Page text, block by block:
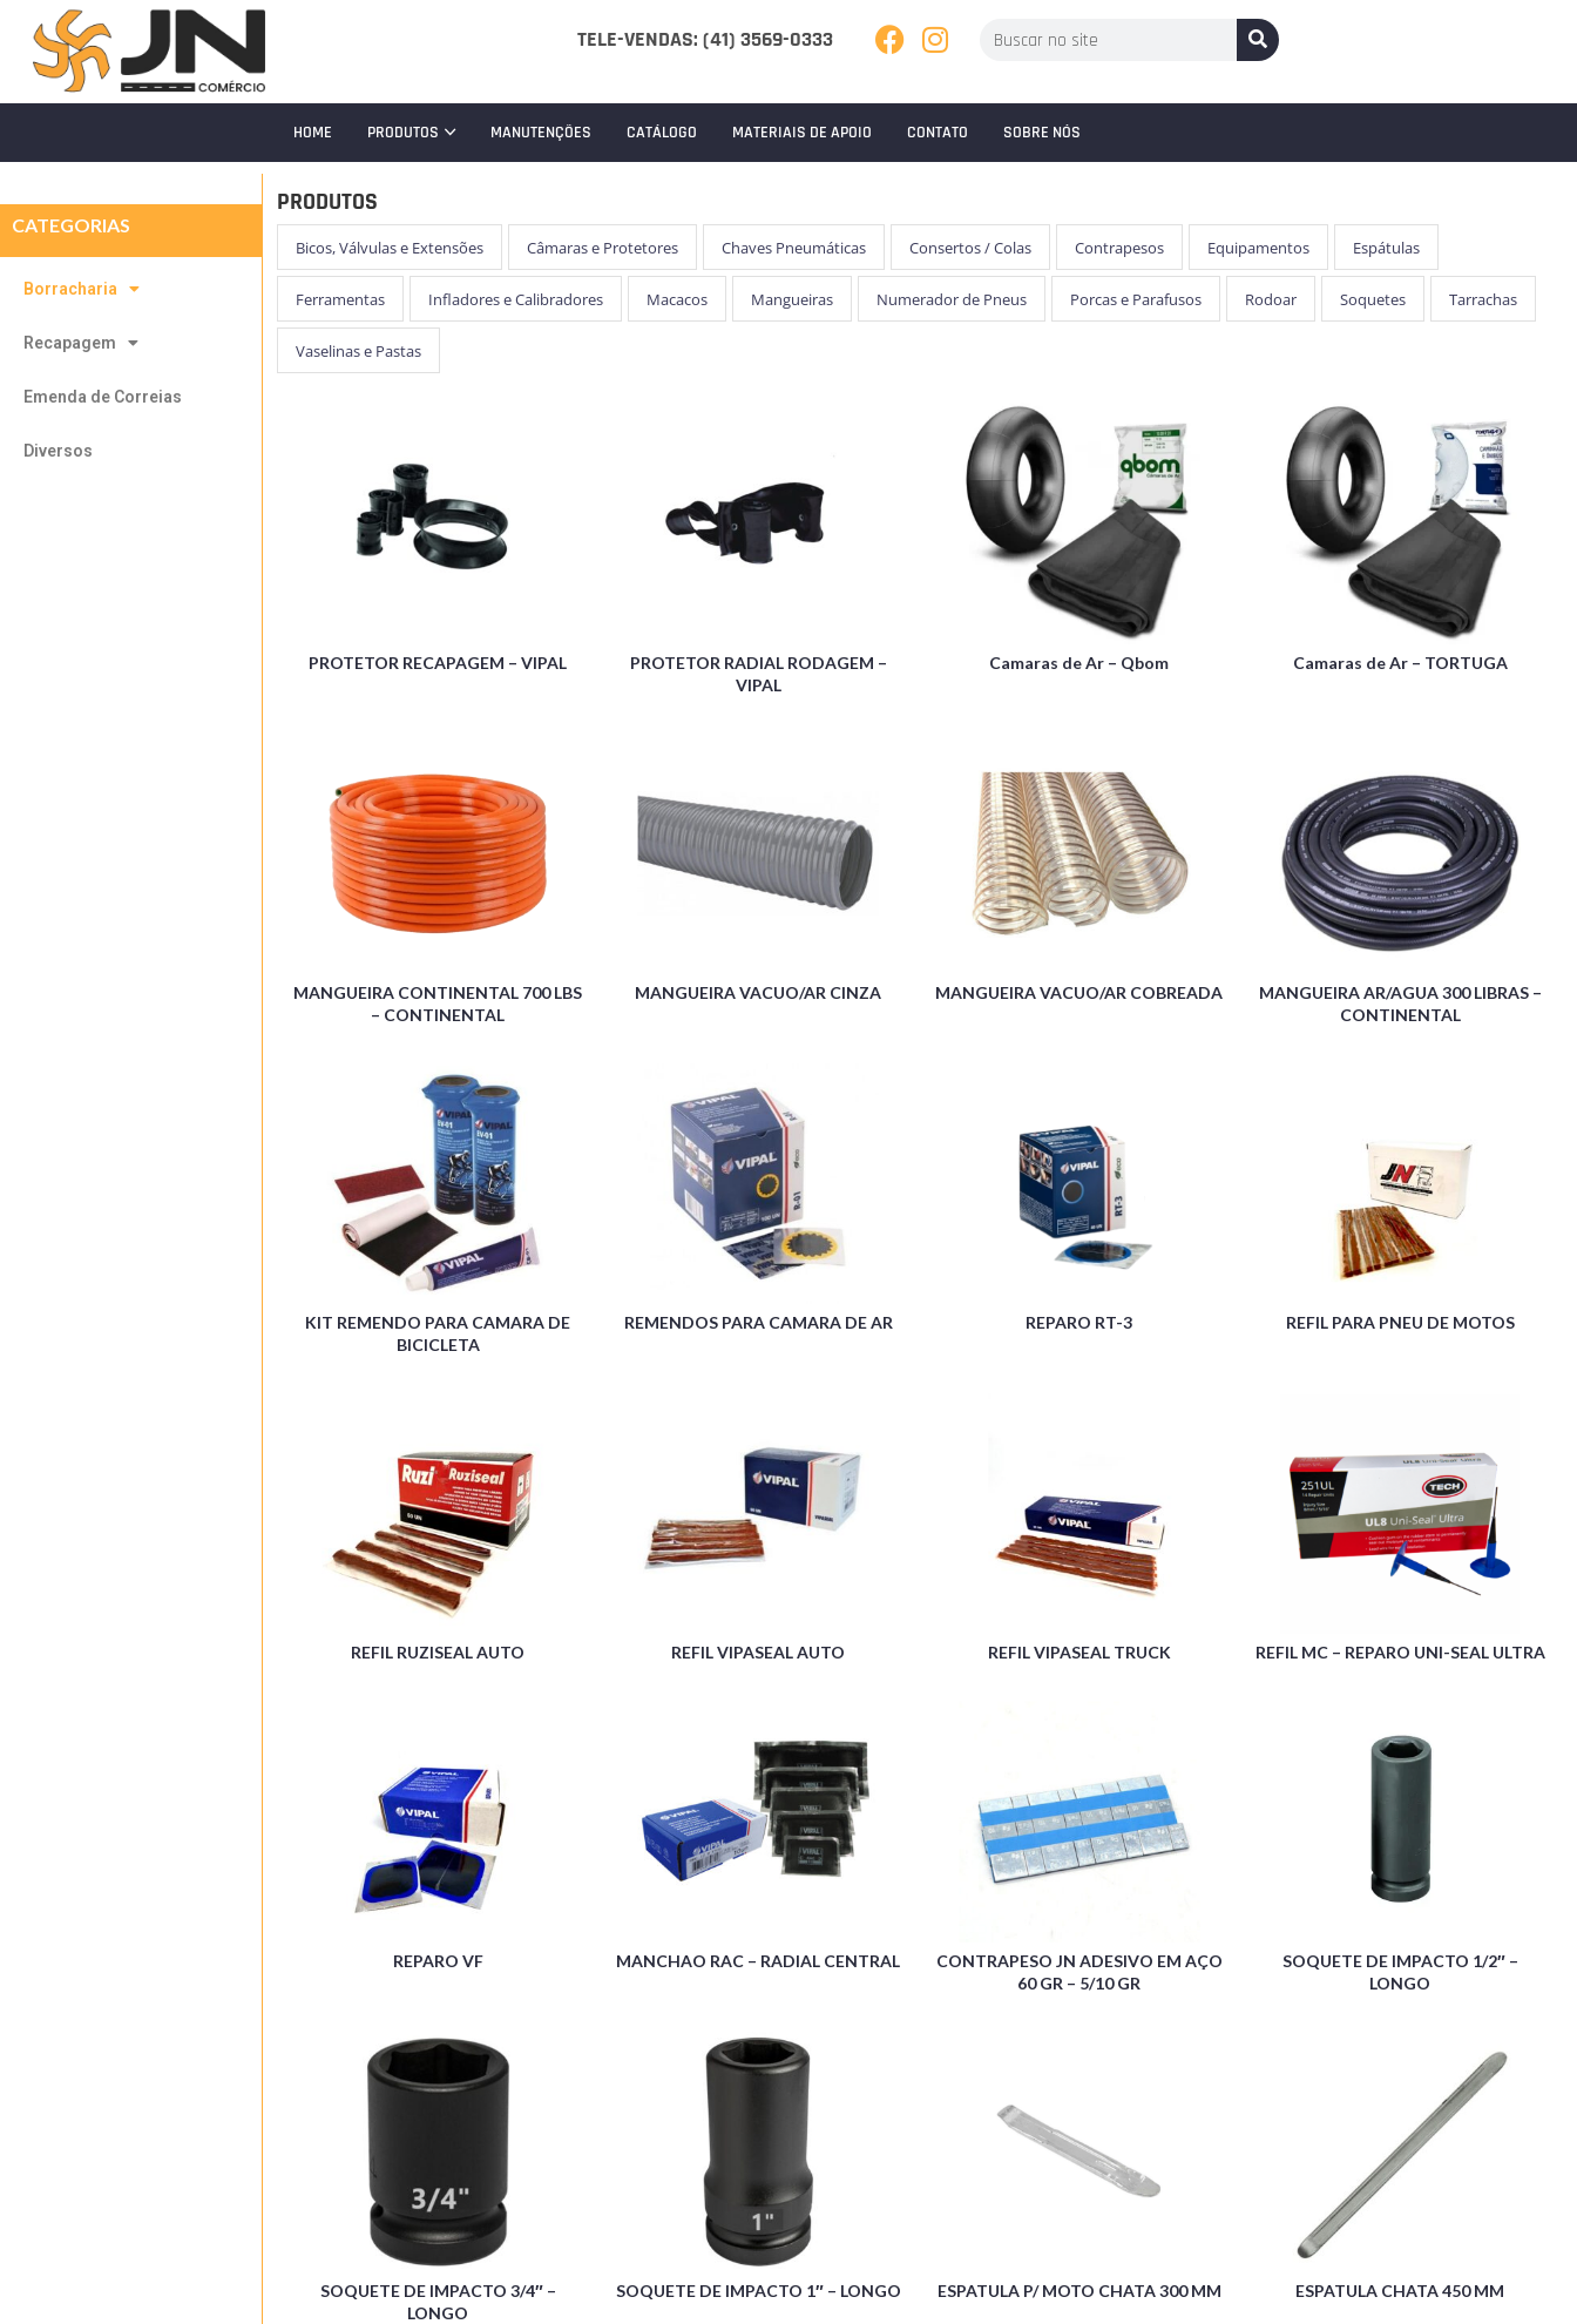
TELE-VENDAS: (41) 3569-0333
HOME PRODUTOS MANUTENÇÕES CATÁLOGO MATERIAIS DE APOIO CONTATO SOBRE NÓS
CATEGORIAS
Borracharia
Recapagem
Emenda de Correias
Diversos
PRODUTOS
Bicos, Válvulas e Extensões Câmaras e Protetores Chaves Pneumáticas Consertos / Colas Contrapesos Equipamentos Espátulas
Ferramentas Infladores e Calibradores Macacos Mangueiras Numerador de Pneus Porcas e Parafusos Rodoar Soquetes Tarrachas
Vaselinas e Pastas
PROTETOR RECAPAGEM – VIPAL
PROTETOR RADIAL RODAGEM –
VIPAL
Camaras de Ar – Qbom Camaras de Ar – TORTUGA
MANGUEIRA CONTINENTAL 700 LBS
– CONTINENTAL
MANGUEIRA VACUO/AR CINZA MANGUEIRA VACUO/AR COBREADA
MANGUEIRA AR/AGUA 300 LIBRAS –
CONTINENTAL
KIT REMENDO PARA CAMARA DE
BICICLETA
REMENDOS PARA CAMARA DE AR REPARO RT-3 REFIL PARA PNEU DE MOTOS
REFIL RUZISEAL AUTO REFIL VIPASEAL AUTO REFIL VIPASEAL TRUCK REFIL MC – REPARO UNI-SEAL ULTRA
REPARO VF MANCHAO RAC – RADIAL CENTRAL
CONTRAPESO JN ADESIVO EM AÇO
60 GR – 5/10 GR
SOQUETE DE IMPACTO 1/2″ –
LONGO
SOQUETE DE IMPACTO 3/4″ –
LONGO
SOQUETE DE IMPACTO 1″ – LONGO ESPATULA P/ MOTO CHATA 300 MM ESPATULA CHATA 450 MM